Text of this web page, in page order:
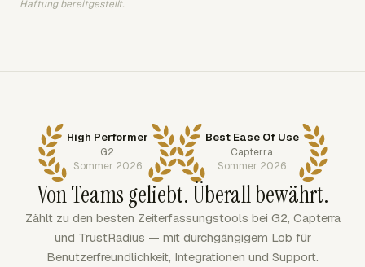
Haftung bereitgestellt.
High Performer
G2
Sommer 2026
Best Ease Of Use
Capterra
Sommer 2026
Von Teams geliebt. Überall bewährt.
Zählt zu den besten Zeiterfassungstools bei G2, Capterra
und TrustRadius — mit durchgängigem Lob für
Benutzerfreundlichkeit, Integrationen und Support.